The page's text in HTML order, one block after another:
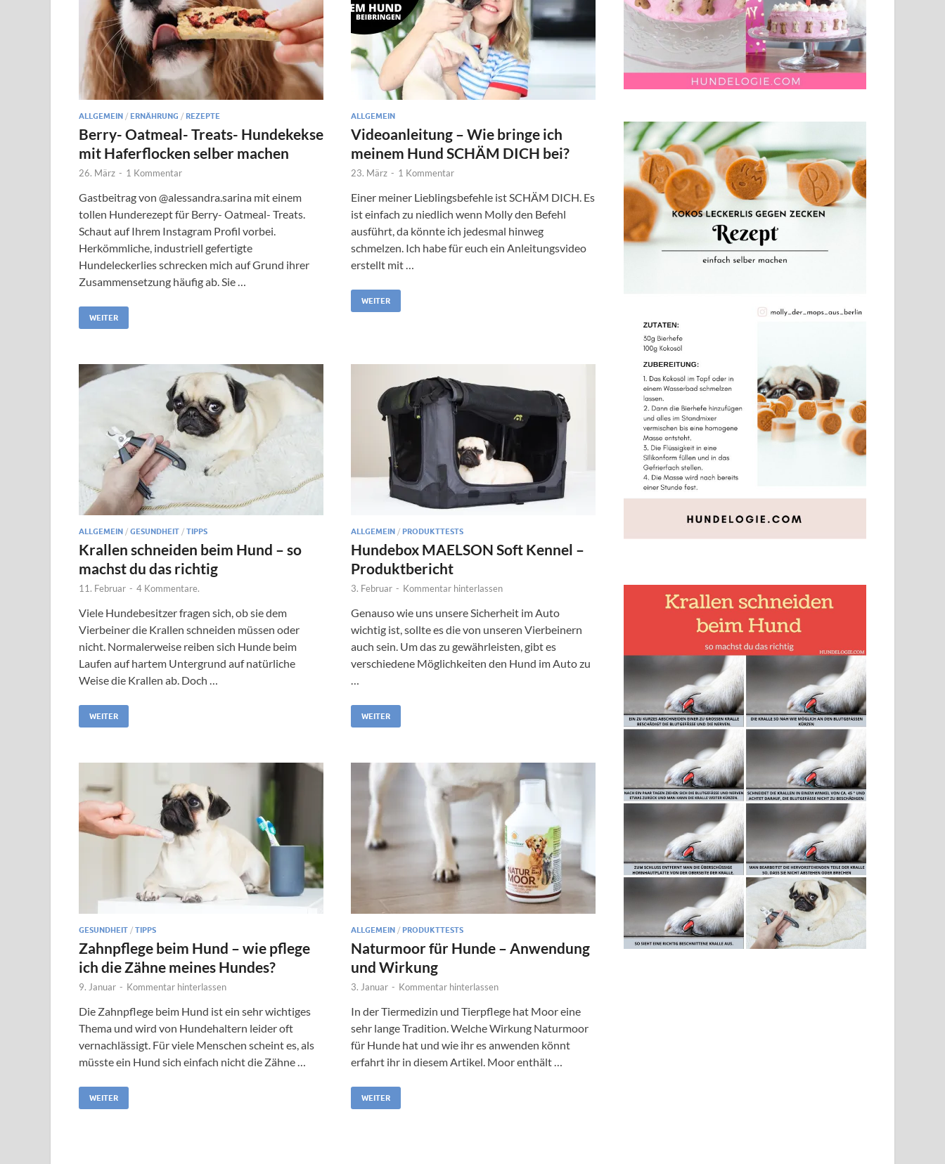
ALLGEMEIN / ERNÄHRUNG / REZEPTE
Berry- Oatmeal- Treats- Hundekekse
mit Haferflocken selber machen
26. März - 1 Kommentar
Gastbeitrag von @alessandra.sarina mit einem
tollen Hunderezept für Berry- Oatmeal- Treats.
Schaut auf Ihrem Instagram Profil vorbei.
Herkömmliche, industriell gefertigte
Hundeleckerlies schrecken mich auf Grund ihrer
Zusammensetzung häufig ab. Sie …
WEITER
ALLGEMEIN
Videoanleitung – Wie bringe ich
meinem Hund SCHÄM DICH bei?
23. März - 1 Kommentar
Einer meiner Lieblingsbefehle ist SCHÄM DICH. Es
ist einfach zu niedlich wenn Molly den Befehl
ausführt, da könnte ich jedesmal hinweg
schmelzen. Ich habe für euch ein Anleitungsvideo
erstellt mit …
WEITER
ALLGEMEIN / GESUNDHEIT / TIPPS
Krallen schneiden beim Hund – so
machst du das richtig
11. Februar - 4 Kommentare.
Viele Hundebesitzer fragen sich, ob sie dem
Vierbeiner die Krallen schneiden müssen oder
nicht. Normalerweise reiben sich Hunde beim
Laufen auf hartem Untergrund auf natürliche
Weise die Krallen ab. Doch …
WEITER
ALLGEMEIN / PRODUKTTESTS
Hundebox MAELSON Soft Kennel –
Produktbericht
3. Februar - Kommentar hinterlassen
Genauso wie uns unsere Sicherheit im Auto
wichtig ist, sollte es die von unseren Vierbeinern
auch sein. Um das zu gewährleisten, gibt es
verschiedene Möglichkeiten den Hund im Auto zu
WEITER
GESUNDHEIT / TIPPS
Zahnpflege beim Hund – wie pflege
ich die Zähne meines Hundes?
9. Januar - Kommentar hinterlassen
Die Zahnpflege beim Hund ist ein sehr wichtiges
Thema und wird von Hundehaltern leider oft
vernachlässigt. Für viele Menschen scheint es, als
müsste ein Hund sich einfach nicht die Zähne …
WEITER
ALLGEMEIN / PRODUKTTESTS
Naturmoor für Hunde – Anwendung
und Wirkung
3. Januar - Kommentar hinterlassen
In der Tiermedizin und Tierpflege hat Moor eine
sehr lange Tradition. Welche Wirkung Naturmoor
für Hunde hat und wie ihr es anwenden könnt
erfahrt ihr in diesem Artikel. Moor enthält …
WEITER